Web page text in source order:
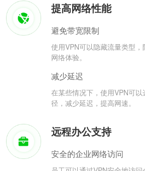
提高网络性能
避免带宽限制
使用VPN可以隐藏流量类型
网络体验。
减少延迟
在某些情况下，使用VPN可
径，减少延迟，提高网速。
远程办公支持
安全的企业网络访问